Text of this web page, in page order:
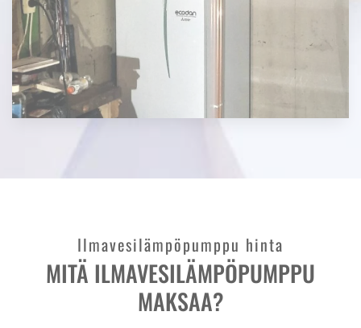
Ilmavesilämpöpumppu hinta
MITÄ ILMAVESILÄMPÖPUMPPU
MAKSAA?